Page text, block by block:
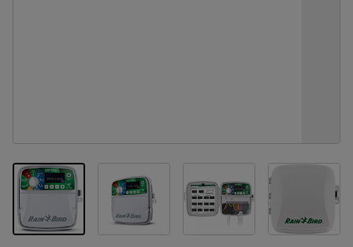
View larger imageView larger image